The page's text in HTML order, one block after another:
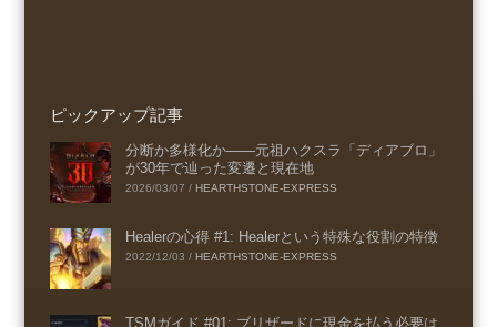
ピックアップ記事
分断か多様化か――元祖ハクスラ「ディアブロ」
が30年で辿った変遷と現在地
2026/03/07 / HEARTHSTONE-EXPRESS
Healerの心得 #1: Healerという特殊な役割の特徴
2022/12/03 / HEARTHSTONE-EXPRESS
TSMガイド #01: ブリザードに現金を払う必要は